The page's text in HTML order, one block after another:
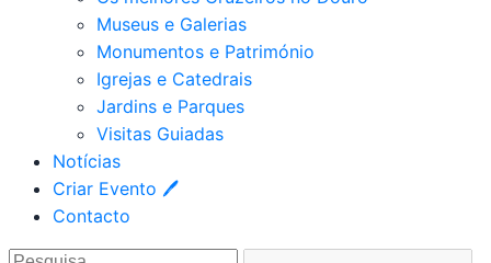
Museus e Galerias
Monumentos e Património
Igrejas e Catedrais
Jardins e Parques
Visitas Guiadas
Notícias
Criar Evento 🖊
Contacto